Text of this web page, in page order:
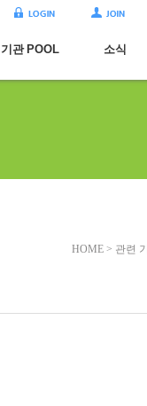
관 POOL 소식
HOME > 관련